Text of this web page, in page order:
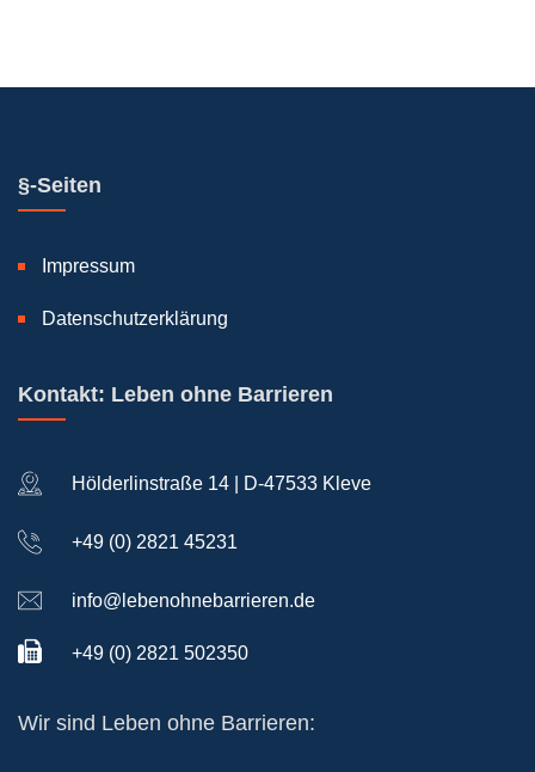
§-Seiten
Impressum
Datenschutzerklärung
Kontakt: Leben ohne Barrieren
Hölderlinstraße 14 | D-47533 Kleve
+49 (0) 2821 45231
info@lebenohnebarrieren.de
+49 (0) 2821 502350
Wir sind Leben ohne Barrieren: